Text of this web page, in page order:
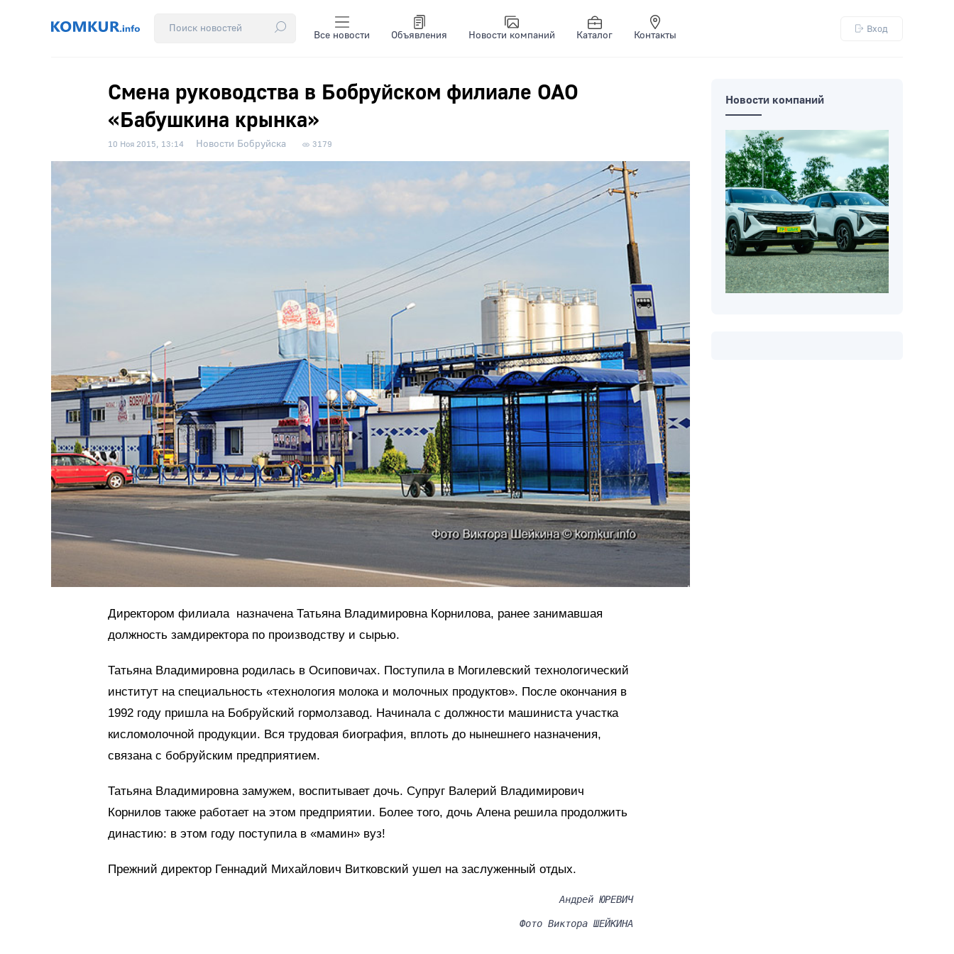
Все новости Объявления Новости компаний Каталог Контакты
Вход
Смена руководства в Бобруйском филиале ОАО
«Бабушкина крынка»
10 Ноя 2015, 13:14 Новости Бобруйска 3179
Директором филиала назначена Татьяна Владимировна Корнилова, ранее занимавшая
должность замдиректора по производству и сырью.
Татьяна Владимировна родилась в Осиповичах. Поступила в Могилевский технологический
институт на специальность «технология молока и молочных продуктов». После окончания в
1992 году пришла на Бобруйский гормолзавод. Начинала с должности машиниста участка
кисломолочной продукции. Вся трудовая биография, вплоть до нынешнего назначения,
связана с бобруйским предприятием.
Татьяна Владимировна замужем, воспитывает дочь. Супруг Валерий Владимирович
Корнилов также работает на этом предприятии. Более того, дочь Алена решила продолжить
династию: в этом году поступила в «мамин» вуз!
Прежний директор Геннадий Михайлович Витковский ушел на заслуженный отдых.
Андрей ЮРЕВИЧ
Фото Виктора ШЕЙКИНА
Новости компаний